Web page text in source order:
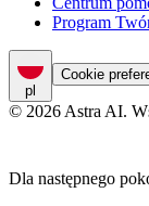
Program
pl
Cookie
© 2026 Astra AI.
Dla następnego